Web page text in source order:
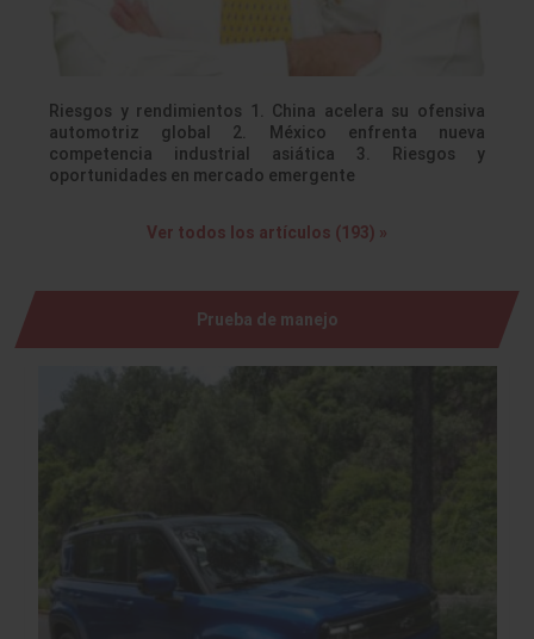
Riesgos y rendimientos 1. China acelera su ofensiva
automotriz global 2. México enfrenta nueva
competencia industrial asiática 3. Riesgos y
oportunidades en mercado emergente
Ver todos los artículos (193) »
Prueba de manejo